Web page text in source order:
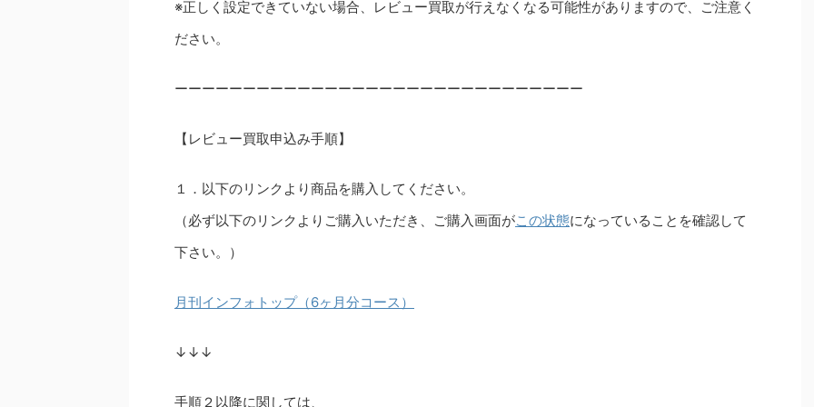
※正しく設定できていない場合、レビュー買取が行えなくなる可能性がありますので、ご注意く
ださい。
ーーーーーーーーーーーーーーーーーーーーーーーーーーーーーー
【レビュー買取申込み手順】
１．以下のリンクより商品を購入してください。
（必ず以下のリンクよりご購入いただき、ご購入画面がこの状態になっていることを確認して
下さい。）
月刊インフォトップ（6ヶ月分コース）
↓↓↓
手順２以降に関しては、